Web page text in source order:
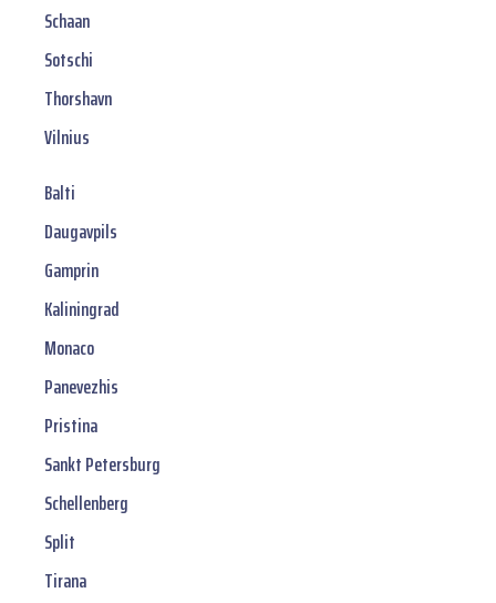
Schaan
Sotschi
Thorshavn
Vilnius
Balti
Daugavpils
Gamprin
Kaliningrad
Monaco
Panevezhis
Pristina
Sankt Petersburg
Schellenberg
Split
Tirana